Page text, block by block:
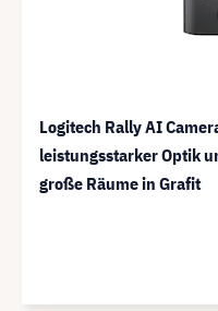
Logitech Rally AI
leistungsstarker Optik
große Räume in Grafit